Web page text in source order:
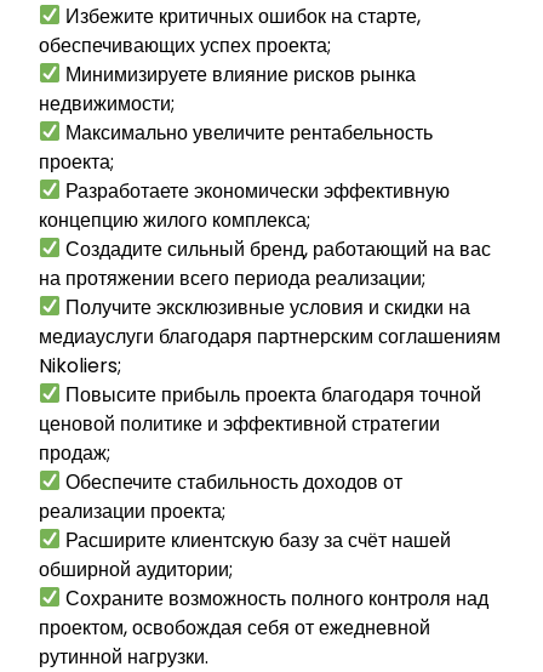
Избежите критичных ошибок на старте,
обеспечивающих успех проекта;
Минимизируете влияние рисков рынка
недвижимости;
Максимально увеличите рентабельность
проекта;
Разработаете экономически эффективную
концепцию жилого комплекса;
Создадите сильный бренд, работающий на вас
на протяжении всего периода реализации;
Получите эксклюзивные условия и скидки на
медиауслуги благодаря партнерским соглашениям
Nikoliers;
Повысите прибыль проекта благодаря точной
ценовой политике и эффективной стратегии
продаж;
Обеспечите стабильность доходов от
реализации проекта;
Расширите клиентскую базу за счёт нашей
обширной аудитории;
Сохраните возможность полного контроля над
проектом, освобождая себя от ежедневной
рутинной нагрузки.